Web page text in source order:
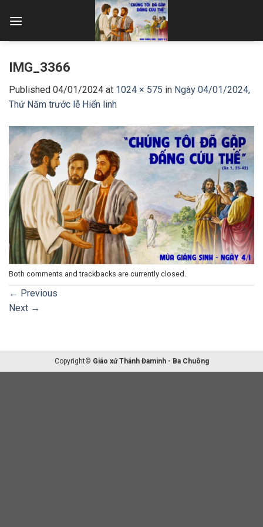
IMG_3366
Published 04/01/2024 at 1024 × 575 in Ngày 04/01/2024,
Thứ Năm trước lễ Hiển linh
Both comments and trackbacks are currently closed.
← Previous
Next →
Copyright© Giáo xứ Thánh Đaminh - Ba Chuông